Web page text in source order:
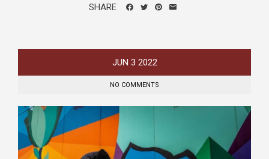
SHARE
JUN 3 2022
NO COMMENTS